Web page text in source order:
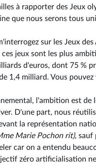
à rapporter des Jeux
que nous serons tous
sur les Jeux
jeux sont les plus
d'euros, dont 75 %
1,4 milliard. Vous
l'ambition est
D'une part, nous
la représentation
Marie Pochon rit), sauf
car on a entendu
zéro artificialisation